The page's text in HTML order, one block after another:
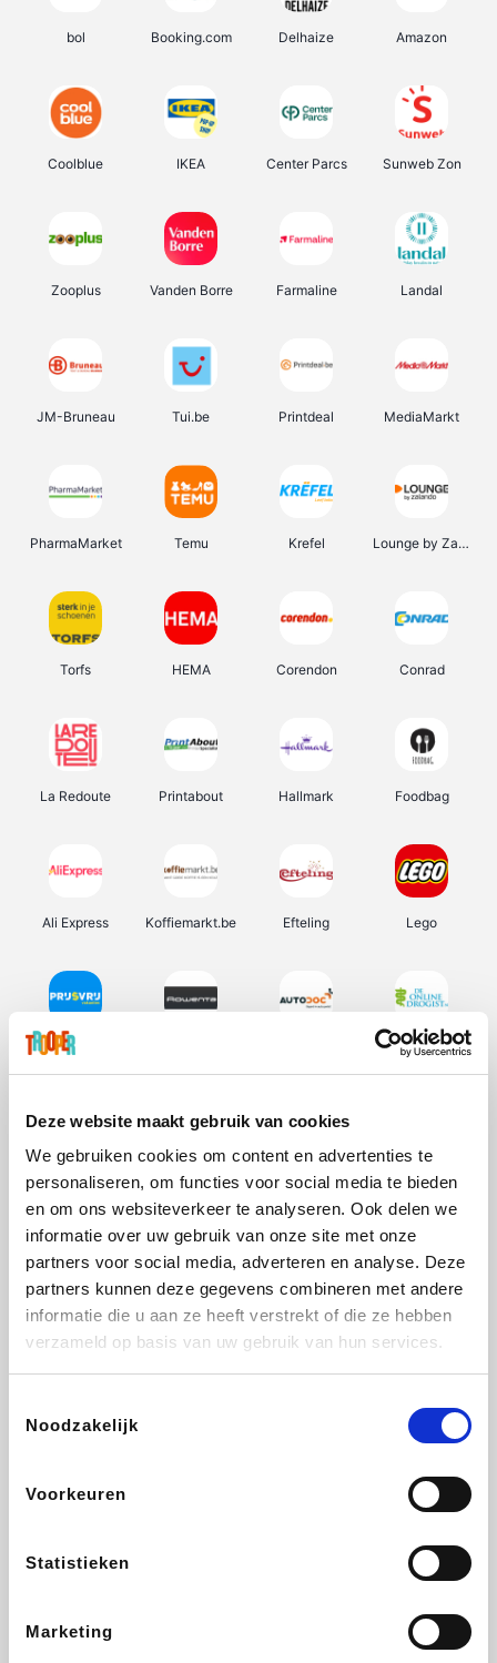
Deze website maakt gebruik van cookies
We gebruiken cookies om content en advertenties te
personaliseren, om functies voor social media te bieden
en om ons websiteverkeer te analyseren. Ook delen we
informatie over uw gebruik van onze site met onze
partners voor social media, adverteren en analyse. Deze
partners kunnen deze gegevens combineren met andere
informatie die u aan ze heeft verstrekt of die ze hebben
verzameld op basis van uw gebruik van hun services.
Noodzakelijk
Voorkeuren
Statistieken
Marketing
bol Booking.com Delhaize Amazon
Coolblue IKEA Center Parcs Sunweb Zon
Zooplus Vanden Borre Farmaline Landal
JM-Bruneau Tui.be Printdeal MediaMarkt
PharmaMarket Temu Krefel Lounge by Zalando
Torfs HEMA Corendon Conrad
La Redoute Printabout Hallmark Foodbag
Ali Express Koffiemarkt.be Efteling Lego
Prijsvrij De Online Drogist
Vidaxl Lampenlicht.be Adidas Hotels.com
DectDirect
Brussels Airlines
EuroGifts Get Your Guide